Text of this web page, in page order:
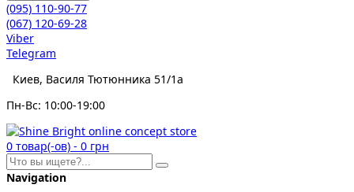
(095) 110-90-77
(067) 120-69-28
Viber
Telegram
Киев, Василя Тютюнника 51/1а
Пн-Вс: 10:00-19:00
0 товар(-ов) - 0 грн
Navigation